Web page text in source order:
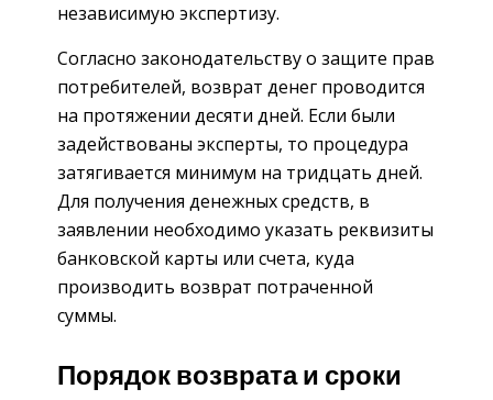
независимую экспертизу.
Согласно законодательству о защите прав
потребителей, возврат денег проводится
на протяжении десяти дней. Если были
задействованы эксперты, то процедура
затягивается минимум на тридцать дней.
Для получения денежных средств, в
заявлении необходимо указать реквизиты
банковской карты или счета, куда
производить возврат потраченной
суммы.
Порядок возврата и сроки